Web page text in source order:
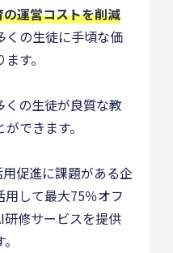
の運営コストを削減
くの生徒に手頃な価
す。
くの生徒が良質な教
できます。
促進に課題がある企
して最大75％オフ
修サービスを提供